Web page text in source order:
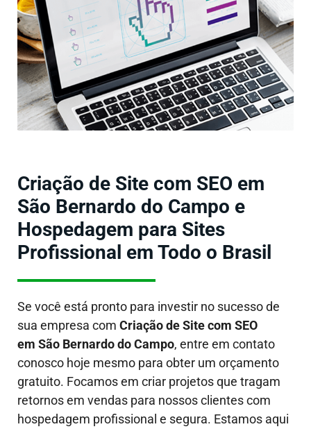
Criação de Site com SEO em
São Bernardo do Campo e
Hospedagem para Sites
Profissional em Todo o Brasil
Se você está pronto para investir no sucesso de
sua empresa com Criação de Site com SEO
em São Bernardo do Campo, entre em contato
conosco hoje mesmo para obter um orçamento
gratuito. Focamos em criar projetos que tragam
retornos em vendas para nossos clientes com
hospedagem profissional e segura. Estamos aqui